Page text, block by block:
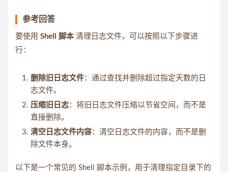
参考回答
要使用 Shell 脚本 清理日志文件，可以按照以下步骤进
行：
删除旧日志文件：通过查找并删除超过指定天数的日
志文件。
压缩旧日志：将旧日志文件压缩以节省空间，而不是
直接删除。
清空日志文件内容：清空日志文件的内容，而不是删
除文件本身。
以下是一个常见的 Shell 脚本示例，用于清理指定目录下的